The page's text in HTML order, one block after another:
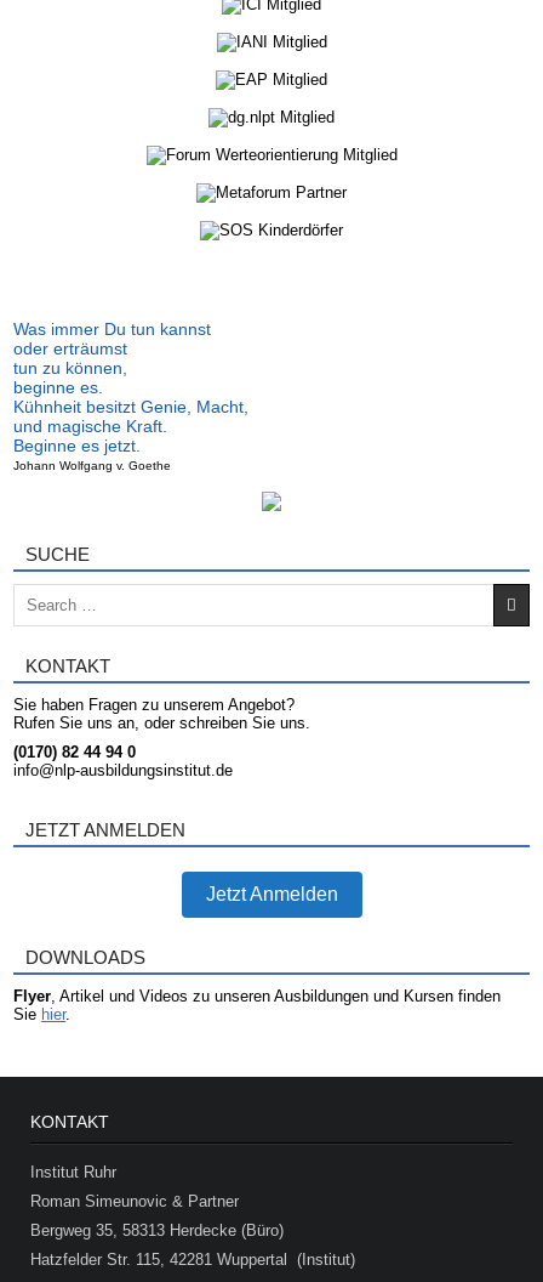
Was immer Du tun kannst
oder erträumst
tun zu können,
beginne es.
Kühnheit besitzt Genie, Macht,
und magische Kraft.
Beginne es jetzt.
Johann Wolfgang v. Goethe
SUCHE
KONTAKT
Sie haben Fragen zu unserem Angebot?
Rufen Sie uns an, oder schreiben Sie uns.
(0170) 82 44 94 0
info@nlp-ausbildungsinstitut.de
JETZT ANMELDEN
Jetzt Anmelden
DOWNLOADS
Flyer , Artikel und Videos zu unseren Ausbildungen und Kursen finden
Sie hier.
KONTAKT
Institut Ruhr
Roman Simeunovic & Partner
Bergweg 35, 58313 Herdecke (Büro)
Hatzfelder Str. 115, 42281 Wuppertal (Institut)